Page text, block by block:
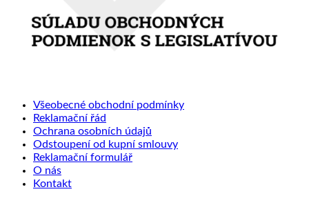
Všeobecné obchodní podmínky
Reklamační řád
Ochrana osobních údajů
Odstoupení od kupní smlouvy
Reklamační formulář
O nás
Kontakt